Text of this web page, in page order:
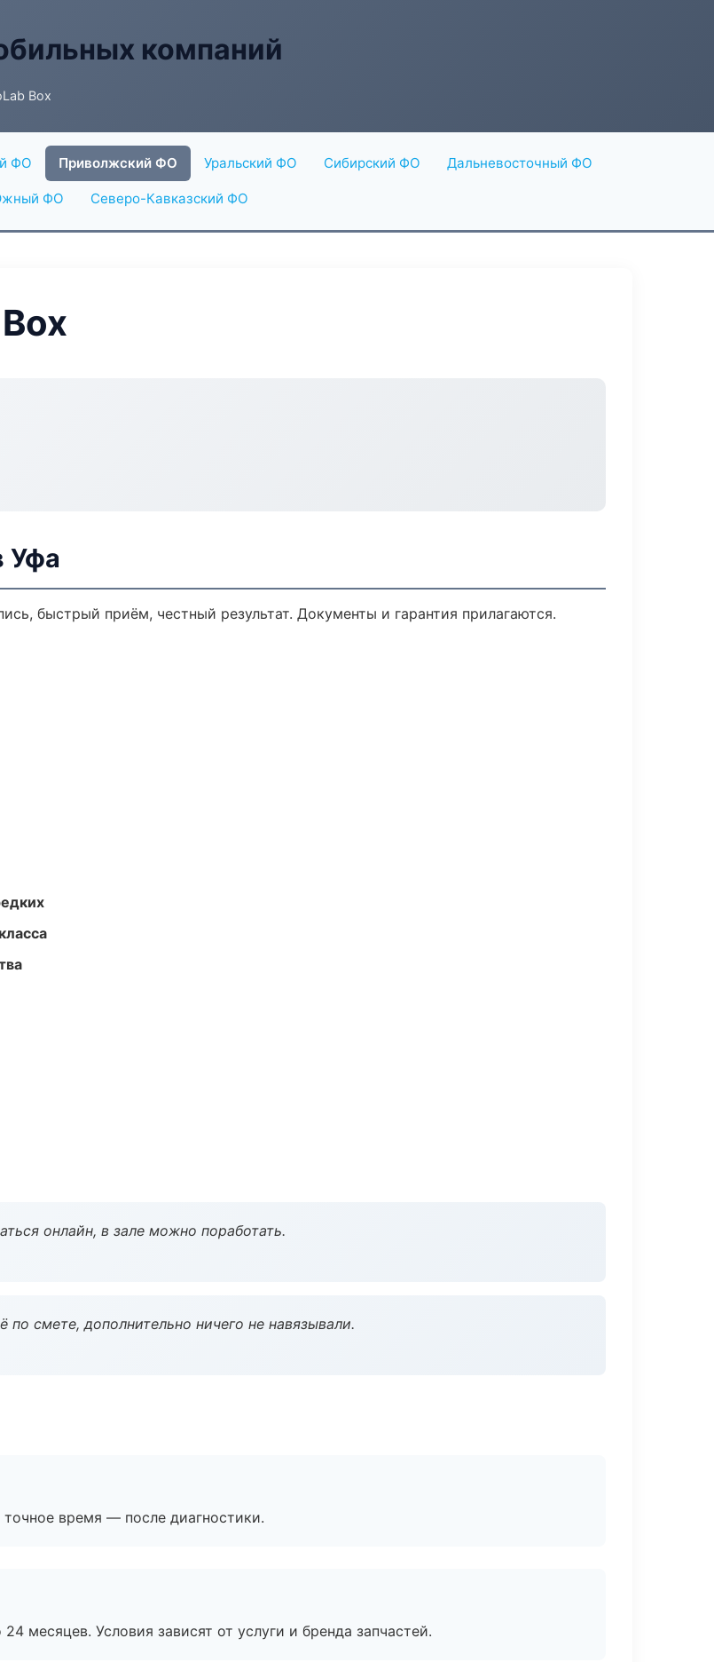
компаний
Box
ФО Приволжский ФО Уральский ФО Сибирский ФО Дальневосточный ФО
ФО Северо-Кавказский ФО
Уфа
быстрый приём, честный результат. Документы и гарантия прилагаются.
онлайн, в зале можно поработать.
смете, дополнительно ничего не навязывали.
время — после диагностики.
месяцев. Условия зависят от услуги и бренда запчастей.